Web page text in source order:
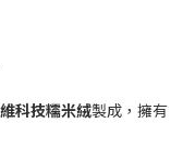
科技糯米絨製成，擁有